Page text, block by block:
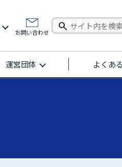
運営団体 よくあ
お問い合わせ